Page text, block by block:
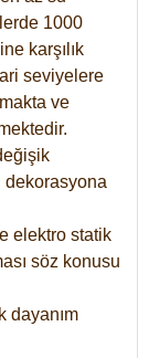
1000
karşılık
seviyelere
ve
elektro statik
söz konusu
dayanım